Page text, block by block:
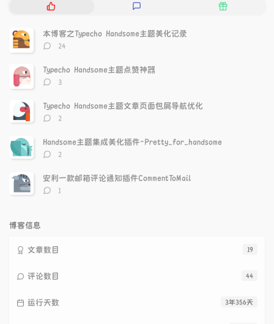
热
文
章
评
随
本博客之Typecho Handsome主题美化记录
评
数：
24
Typecho Handsome主题点赞神器
评
数：
3
Typecho Handsome主题文章页面包屑导航优化
评
数：
2
Handsome主题集成美化插件-Pretty_for_handsome
评
数：
2
安利一款邮箱评论通知插件CommentToMail
评1
博客信息
19
文章数目
44
评论数目
3年356天
运行天数